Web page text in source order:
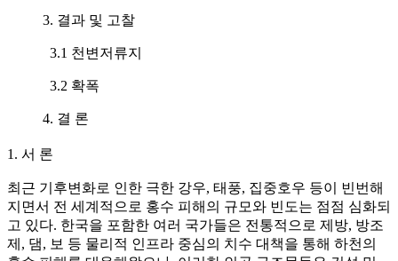
3. 결과 및 고찰
3.1 천변저류지
3.2 확폭
4. 결 론
1. 서 론
최근 기후변화로 인한 극한 강우, 태풍, 집중호우 등이 빈번해
지면서 전 세계적으로 홍수 피해의 규모와 빈도는 점점 심화되
고 있다. 한국을 포함한 여러 국가들은 전통적으로 제방, 방조
제, 댐, 보 등 물리적 인프라 중심의 치수 대책을 통해 하천의